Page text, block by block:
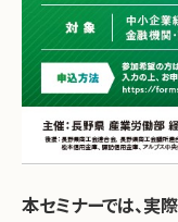
本セミナーでは、実